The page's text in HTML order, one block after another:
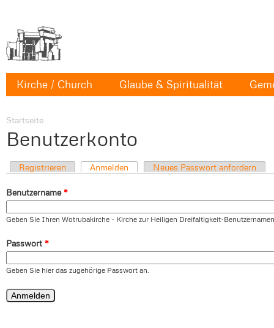
Kirche / Church Glaube & Spiritualität
Startseite
Benutzerkonto
Registrieren Anmelden Neues Passwort anfordern
Benutzername *
Geben Sie Ihren Wotrubakirche - Kirche zur Heiligen Dreifaltigkeit-
Passwort *
Geben Sie hier das zugehörige Passwort an.